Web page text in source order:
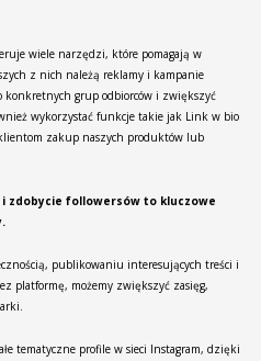
wiele narzędzi, które pomagają w
z nich należą reklamy i kampanie
konkretnych grup odbiorców i zwiększyć
wykorzystać funkcje takie jak Link w bio
zakup naszych produktów lub
zdobycie followersów to kluczowe
publikowaniu interesujących treści i
platformę, możemy zwiększyć zasięg,
tematyczne profile w sieci Instagram, dzięki